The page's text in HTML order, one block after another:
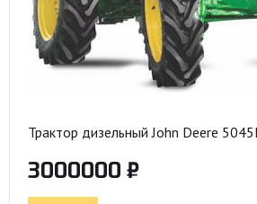
Трактор дизельный John Deere
3000000 ₽